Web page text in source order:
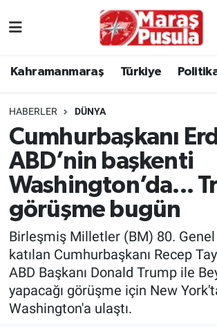
Kahramanmaraş Türkiye
HABERLER DÜNYA
Cumhurbaşkanı
ABD’nin başkenti
Washington’da...
görüşme bugün
Birleşmiş Milletler (BM) 80.
katılan Cumhurbaşkanı Recep
ABD Başkanı Donald Trump ile
yapacağı görüşme için New
Washington'a ulaştı.
Politika
Ekonomi
Spor
Kültür Sanat
Sağlık
İstanbul Trafik Yoğunluk Haritası
Süper Lig Puan Durumu ve Fikstür
Tüm Manşetler
Son Dakika Haberleri
Haber Arşivi